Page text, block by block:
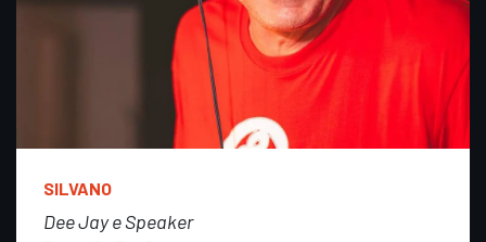
SILVANO
Dee Jay e Speaker